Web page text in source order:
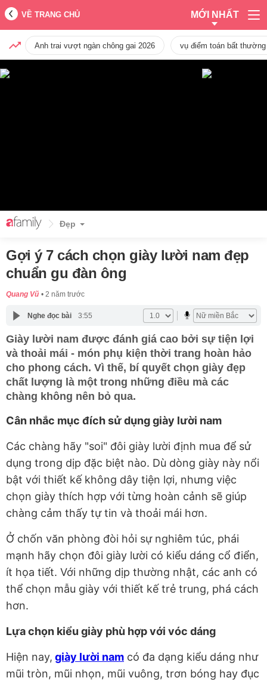
VỀ TRANG CHỦ MỚI NHẤT
Anh trai vượt ngàn chông gai 2026 vụ điểm toán bất
Đẹp
Gợi ý 7 cách chọn giày lười nam đẹp
chuẩn gu đàn ông
Quang Vũ 2 năm trước
Nghe đọc bài 3:55
Giày lười nam được đánh giá cao bởi sự tiện lợi
và thoải mái - món phụ kiện thời trang hoàn hảo
cho phong cách. Vì thế, bí quyết chọn giày đẹp
chất lượng là một trong những điều mà các
chàng không nên bỏ qua.
Cân nhắc mục đích sử dụng giày lười nam
Các chàng hãy "soi" đôi giày lười định mua để sử
dụng trong dịp đặc biệt nào. Dù dòng giày này nổi
bật với thiết kế không dây tiện lợi, nhưng việc
chọn giày thích hợp với từng hoàn cảnh sẽ giúp
chàng cảm thấy tự tin và thoải mái hơn.
Ở chốn văn phòng đòi hỏi sự nghiêm túc, phái
mạnh hãy chọn đôi giày lười có kiểu dáng cổ điển,
ít họa tiết. Với những dịp thường nhật, các anh có
thể chọn mẫu giày với thiết kế trẻ trung, phá cách
hơn.
Lựa chọn kiểu giày phù hợp với vóc dáng
Hiện nay, giày lười nam có đa dạng kiểu dáng như
mũi tròn, mũi nhọn, mũi vuông, trơn bóng hay đục